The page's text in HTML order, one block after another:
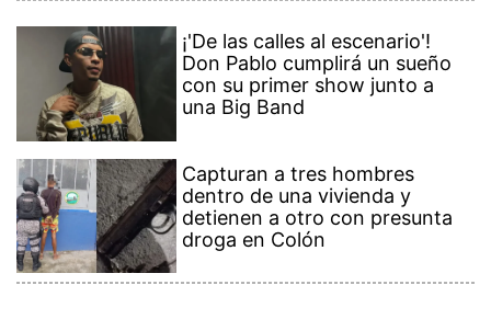
¡'De las calles al escenario'!
Don Pablo cumplirá un sueño
con su primer show junto a
una Big Band
Capturan a tres hombres
dentro de una vivienda y
detienen a otro con presunta
droga en Colón